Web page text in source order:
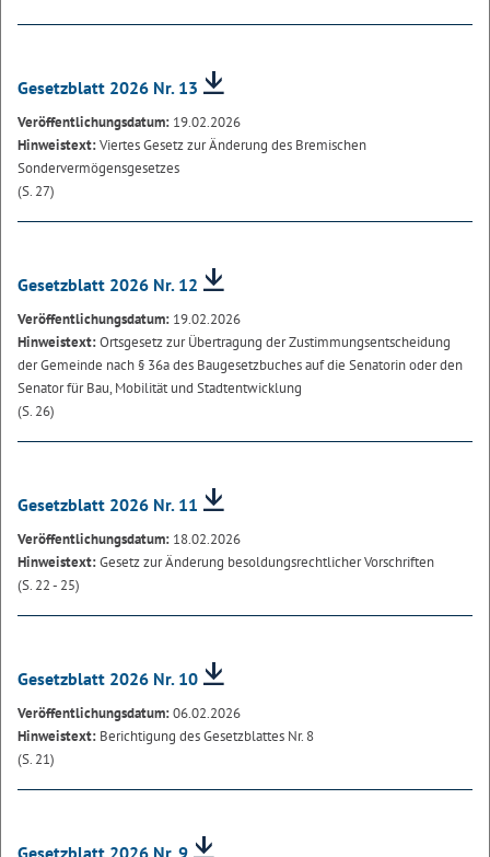
Gesetzblatt 2026 Nr. 13
Veröffentlichungsdatum: 19.02.2026
Hinweistext:Viertes Gesetz zur Änderung des Bremischen
Sondervermögensgesetzes
(S. 27)
Gesetzblatt 2026 Nr. 12
Veröffentlichungsdatum: 19.02.2026
Hinweistext:Ortsgesetz zur Übertragung der Zustimmungsentscheidung
der Gemeinde nach § 36a des Baugesetzbuches auf die Senatorin oder den
Senator für Bau, Mobilität und Stadtentwicklung
(S. 26)
Gesetzblatt 2026 Nr. 11
Veröffentlichungsdatum: 18.02.2026
Hinweistext:Gesetz zur Änderung besoldungsrechtlicher Vorschriften
(S. 22 - 25)
Gesetzblatt 2026 Nr. 10
Veröffentlichungsdatum:06.02.2026
Hinweistext: Berichtigung des Gesetzblattes Nr. 8
(S. 21)
Gesetzblatt 2026 Nr. 9